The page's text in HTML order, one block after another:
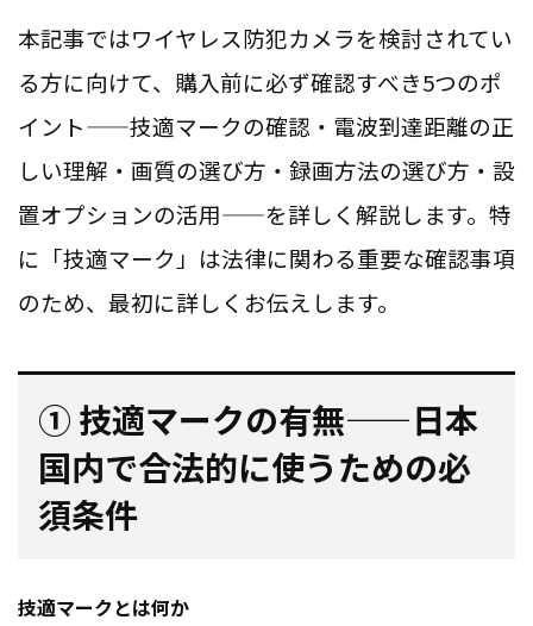
本記事ではワイヤレス防犯カメラを検討されてい
る方に向けて、購入前に必ず確認すべき5つのポ
イント——技適マークの確認・電波到達距離の正
しい理解・画質の選び方・録画方法の選び方・設
置オプションの活用——を詳しく解説します。特
に「技適マーク」は法律に関わる重要な確認事項
のため、最初に詳しくお伝えします。
① 技適マークの有無——日本
国内で合法的に使うための必
須条件
技適マークとは何か